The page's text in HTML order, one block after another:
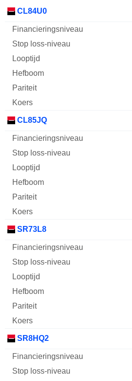
Afkorting Type
Financieringsniveau
CL84U0
CL85JQ
SR73L8
SR8HQ2